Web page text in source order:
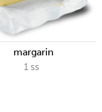
margarin
1 ss